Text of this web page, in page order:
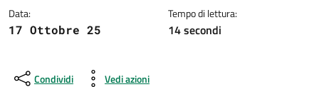
Data:
17 Ottobre 25
Tempo di lettura:
14 secondi
Condividi Vedi azioni